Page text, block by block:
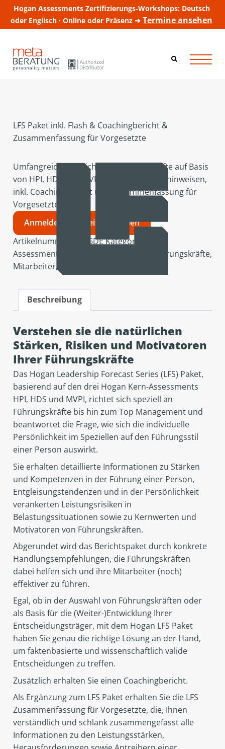
Hogan Assessments Zertifizierungs‑Workshops: Deutsch
oder Englisch · Online oder Präsenz ➜ Termine ansehen
LFS Paket inkl. Flash & Coachingbericht &
Zusammenfassung für Vorgesetzte
Umfangreicher Bericht für Führungskräfte auf Basis
von HPI, HDS und MVPI mit Entwicklungshinweisen,
inkl. Coachingbericht und Zusammenfassung für
Vorgesetzte.
Anmelden um Preise zu sehen
Artikelnummer:
A036DEKategorie:
Assessments
Führungskräfte,
Mitarbeiter,
Beschreibung
Verstehen sie die natürlichen
Stärken, Risiken und Motivatoren
Ihrer Führungskräfte
Das Hogan Leadership Forecast Series (LFS) Paket,
basierend auf den drei Hogan Kern-Assessments
HPI, HDS und MVPI, richtet sich speziell an
Führungskräfte bis hin zum Top Management und
beantwortet die Frage, wie sich die individuelle
Persönlichkeit im Speziellen auf den Führungsstil
einer Person auswirkt.
Sie erhalten detaillierte Informationen zu Stärken
und Kompetenzen in der Führung einer Person,
Entgleisungstendenzen und in der Persönlichkeit
verankerten Leistungsrisiken in
Belastungssituationen sowie zu Kernwerten und
Motivatoren von Führungskräften.
Abgerundet wird das Berichtspaket durch konkrete
Handlungsempfehlungen, die Führungskräften
dabei helfen sich und ihre Mitarbeiter (noch)
effektiver zu führen.
Egal, ob in der Auswahl von Führungskräften oder
als Basis für die (Weiter-)Entwicklung Ihrer
Entscheidungsträger, mit dem Hogan LFS Paket
haben Sie genau die richtige Lösung an der Hand,
um faktenbasierte und wissenschaftlich valide
Entscheidungen zu treffen.
Zusätzlich erhalten Sie einen Coachingbericht.
Als Ergänzung zum LFS Paket erhalten Sie die LFS
Zusammenfassung für Vorgesetzte, die, Ihnen
verständlich und schlank zusammengefasst alle
Informationen zu den Leistungsstärken,